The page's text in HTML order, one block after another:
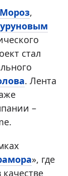
,
стал
. Лента
–
», где